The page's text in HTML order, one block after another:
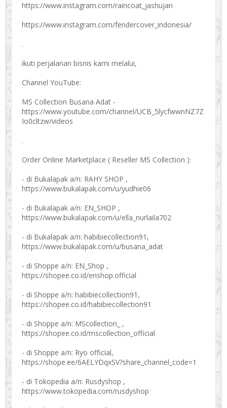
https://www.instagram.com/raincoat_jashujan
https://www.instagram.com/fendercover_indonesia/
.
ikuti perjalanan bisnis kami melalui,
Channel YouTube:
MS Collection Busana Adat -
https://www.youtube.com/channel/UCB_5lycfwwnNZ7Z
Io0cltzw/videos
.
Order Online Marketplace ( Reseller MS Collection ):
- di Bukalapak a/n: RAHY SHOP ,
https://www.bukalapak.com/u/yudhie06
- di Bukalapak a/n: EN_SHOP ,
https://www.bukalapak.com/u/ella_nurlaila702
- di Bukalapak a/n: habibiecollection91,
https://www.bukalapak.com/u/busana_adat
- di Shoppe a/n: EN_Shop ,
https://shopee.co.id/enshop.official
- di Shoppe a/n: habibiecollection91,
https://shopee.co.id/habibiecollection91
- di Shoppe a/n: MScollection_ ,
https://shopee.co.id/mscollection_official
- di Shoppe a/n: Ryo official,
https://shope.ee/6AELYDqxSV?share_channel_code=1
- di Tokopedia a/n: Rusdyshop ,
https://www.tokopedia.com/rusdyshop